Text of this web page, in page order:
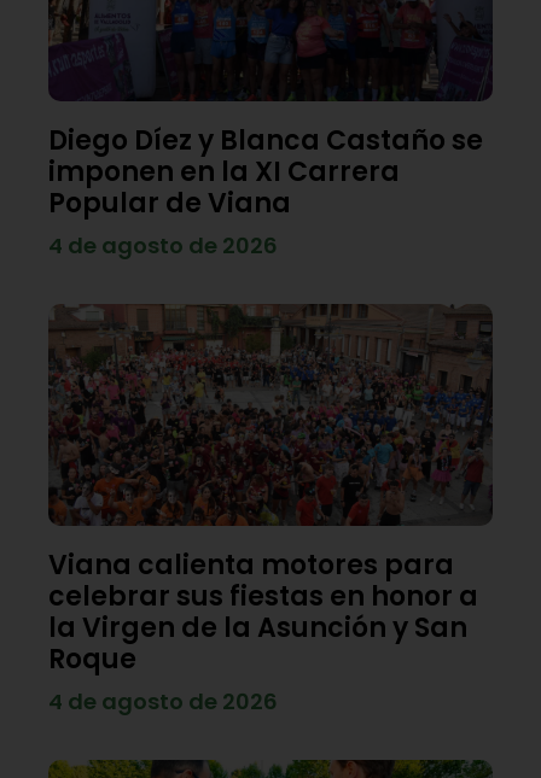
Diego Díez y Blanca Castaño se
imponen en la XI Carrera
Popular de Viana
4 de agosto de 2026
Viana calienta motores para
celebrar sus fiestas en honor a
la Virgen de la Asunción y San
Roque
4 de agosto de 2026